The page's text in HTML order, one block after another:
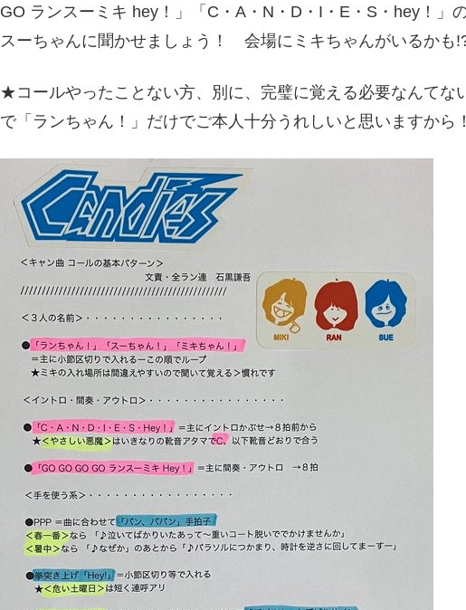
GO ランスーミキ hey！」「C・A・N・D・I・E・S・hey！」
スーちゃんに聞かせましょう！ 会場にミキちゃんがいるかも
★コールやったことない方、別に、完璧に覚える必要なんてな
で「ランちゃん！」だけでご本人十分うれしいと思いますから！